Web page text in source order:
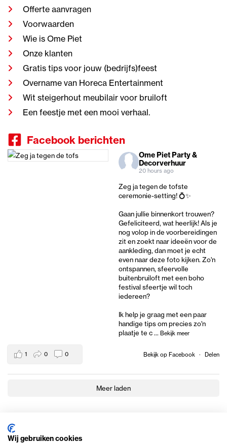
Offerte aanvragen
Voorwaarden
Wie is Ome Piet
Onze klanten
Gratis tips voor jouw (bedrijfs)feest
Overname van Horeca Entertainment
Wit steigerhout meubilair voor bruiloft
Een feestje met een mooi verhaal.
Facebook berichten
Ome Piet Party &
Decorverhuur
20 hours ago
Zeg ja tegen de tofste
ceremonie-setting! 💍✨
Gaan jullie binnenkort trouwen?
Gefeliciteerd, wat heerlijk! Als je
nog volop in de voorbereidingen
zit en zoekt naar ideeën voor de
aankleding, dan moet je echt
even naar deze foto kijken. Zo'n
ontspannen, sfeervolle
buitenbruiloft met een boho
festival sfeertje wil toch
iedereen?
Ik help je graag met een paar
handige tips om precies zo'n
plaatje te c... Bekijk meer
Bekijk op Facebook · Delen
1 0 0
Meer laden
Wij gebruiken cookies